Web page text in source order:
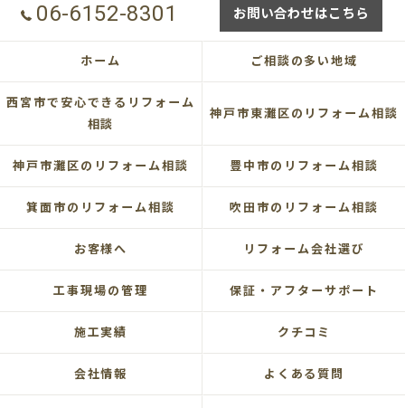
06-6152-8301 お問い合わせはこちら
ホーム ご相談の多い地域
西宮市で安心できるリフォーム
相談
神戸市東灘区のリフォーム相談
神戸市灘区のリフォーム相談 豊中市のリフォーム相談
箕面市のリフォーム相談 吹田市のリフォーム相談
お客様へ リフォーム会社選び
工事現場の管理 保証・アフターサポート
施工実績 クチコミ
会社情報 よくある質問